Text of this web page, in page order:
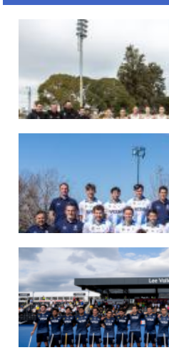
07/08/2026
LAS LEONAS LISTAS PARA DISPUTAR EL
Del 15 al 30 de agosto, el seleccionado
la Copa del Mundo en Países Bajos y
LEER MÁS
07/08/2026
LOS LEONES LISTOS PARA DISPUTAR EL
Del 15 al 30 de agosto, el seleccionado
la Copa del Mundo en Países Bajos y